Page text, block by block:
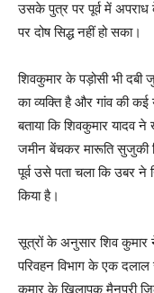
उसके पुत्र पर पूर्व में
पर दोष सिद्ध नहीं हो सका।
शिवकुमार के पड़ोसी भी दबी
का व्यक्ति है और गांव की
बताया कि शिवकुमार यादव
जमीन बेंचकर मारूति सुजुकी
पूर्व उसे पता चला कि उबर
किया है।
सूत्रों के अनुसार शिव कुमार
परिवहन विभाग के एक
कुमार के खिलापक मैनपुरी